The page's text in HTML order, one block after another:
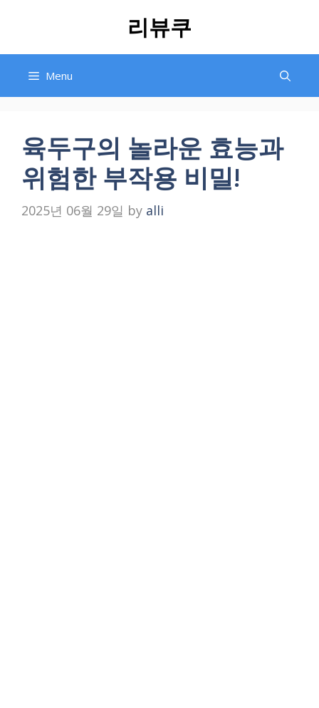
리뷰쿠
Menu
육두구의 놀라운 효능과
위험한 부작용 비밀!
2025년 06월 29일 by alli